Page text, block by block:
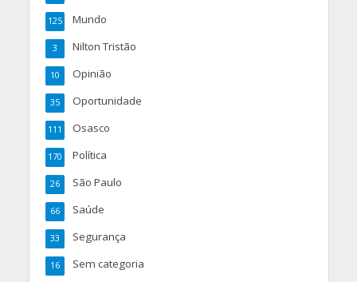
Mundo
125
Nilton Tristão
3
Opinião
10
Oportunidade
35
Osasco
111
Política
170
São Paulo
26
Saúde
66
Segurança
33
Sem categoria
16